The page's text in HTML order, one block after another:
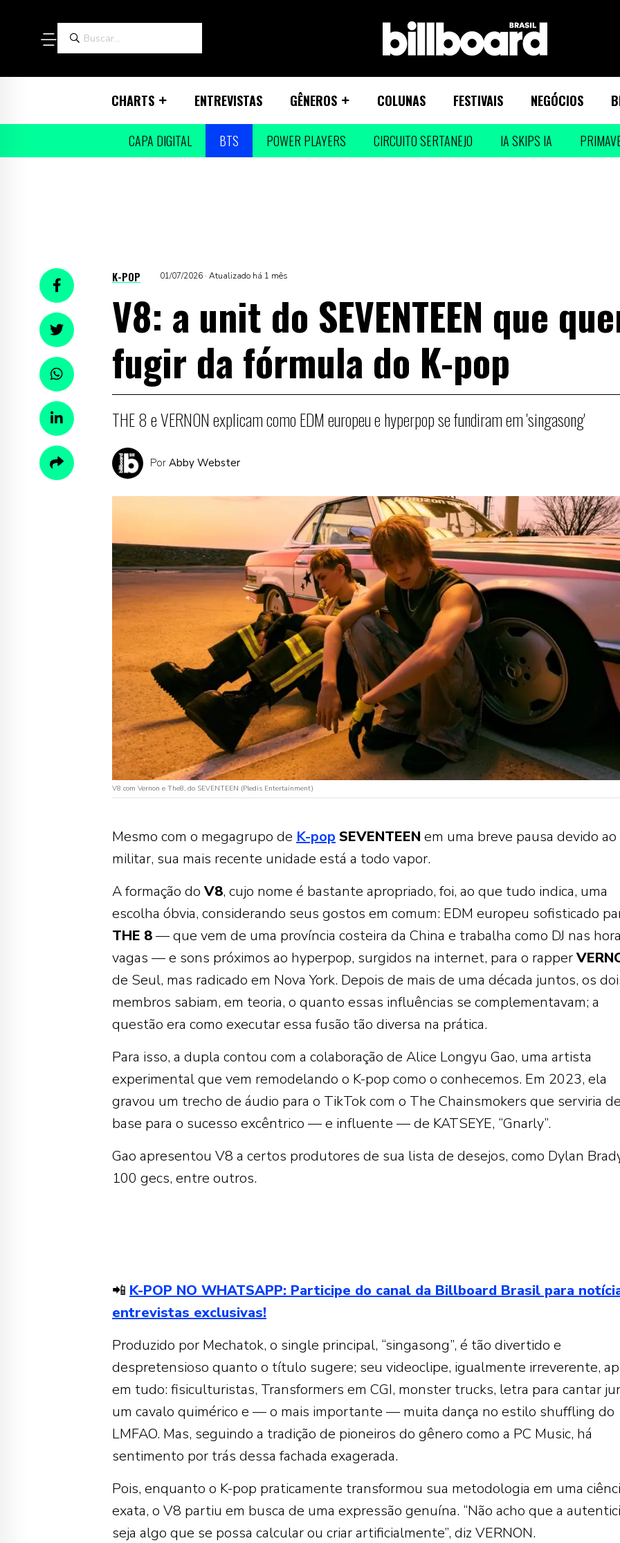
CHARTS ENTREVISTAS GÊNEROS COLUNAS FESTIVAIS NEGÓCIOS
CAPA DIGITAL BTS POWER PLAYERS CIRCUITO SERTANEJO IA SKIPS IA
K-POP 01/07/2026 · Atualizado há 1 mês
V8: a unit do SEVENTEEN que
fugir da fórmula do K-pop
THE 8 e VERNON explicam como EDM europeu e hyperpop se fundiram em 'singasong'
Por Abby Webster
V8 com Vernon e The8, do SEVENTEEN (Pledis Entertainment)
Mesmo com o megagrupo de K-pop SEVENTEEN em uma breve pausa devido
militar, sua mais recente unidade está a todo vapor.
A formação doV8, cujo nome é bastante apropriado, foi, ao que tudo indica, uma
escolha óbvia, considerando seus gostos em comum: EDM europeu sofisticado
THE 8— que vem de uma província costeira da China e trabalha como DJ nas
vagas — e sons próximos ao hyperpop, surgidos na internet, para o rapper
de Seul, mas radicado em Nova York. Depois de mais de uma década juntos, os
membros sabiam, em teoria, o quanto essas influências se complementavam; a
questão era como executar essa fusão tão diversa na prática.
Para isso, a dupla contou com a colaboração de Alice Longyu Gao, uma artista
experimental que vem remodelando o K-pop como o conhecemos. Em 2023, ela
gravou um trecho de áudio para o TikTok com o The Chainsmokers que serviria
base para o sucesso excêntrico — e influente — de KATSEYE, “Gnarly”.
Gao apresentou V8 a certos produtores de sua lista de desejos, como Dylan
100 gecs, entre outros.
📲 K-POP NO WHATSAPP: Participe do canal da Billboard Brasil para
entrevistas exclusivas!
Produzido por Mechatok, o single principal, “singasong”, é tão divertido e
despretensioso quanto o título sugere; seu videoclipe, igualmente irreverente,
em tudo: fisiculturistas, Transformers em CGI, monster trucks, letra para cantar
um cavalo quimérico e — o mais importante — muita dança no estilo shuffling do
LMFAO. Mas, seguindo a tradição de pioneiros do gênero como a PC Music, há
sentimento por trás dessa fachada exagerada.
Pois, enquanto o K-pop praticamente transformou sua metodologia em uma
exata, o V8 partiu em busca de uma expressão genuína. “Não acho que a
seja algo que se possa calcular ou criar artificialmente”, diz VERNON.